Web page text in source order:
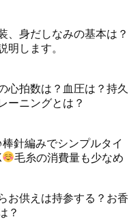
、身だしなみの基本は？
明します。
心拍数は？血圧は？持久
ーニングとは？
針編みでシンプルタイ
毛糸の消費量も少なめ
お供えは持参する？お香
？